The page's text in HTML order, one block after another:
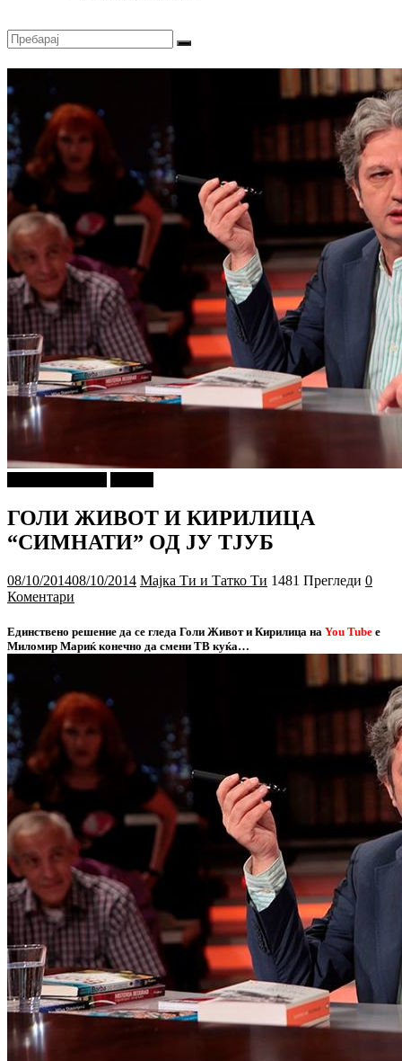
ГОЛИ ЖИВОТ И КИРИЛИЦА
“СИМНАТИ” ОД ЈУ ТЈУБ
08/10/201408/10/2014 Мајка Ти и Татко Ти 1481 Прегледи 0
Коментари
Единствено решение да се гледа Голи Живот и Кирилица на You Tube е
Миломир Мариќ конечно да смени ТВ куќа…